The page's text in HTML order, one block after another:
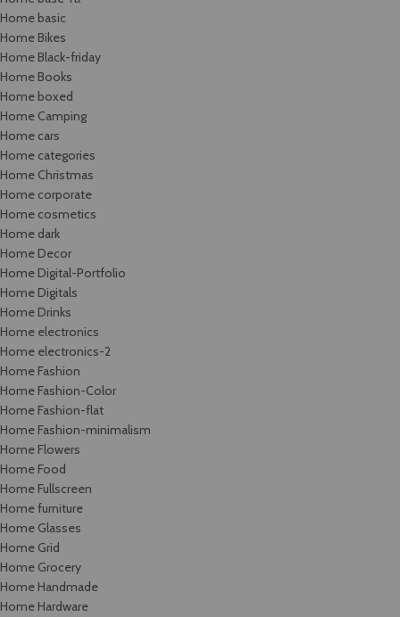
Home basic
Home Bikes
Home Black-friday
Home Books
Home boxed
Home Camping
Home cars
Home categories
Home Christmas
Home corporate
Home cosmetics
Home dark
Home Decor
Home Digital-Portfolio
Home Digitals
Home Drinks
Home electronics
Home electronics-2
Home Fashion
Home Fashion-Color
Home Fashion-flat
Home Fashion-minimalism
Home Flowers
Home Food
Home Fullscreen
Home furniture
Home Glasses
Home Grid
Home Grocery
Home Handmade
Home Hardware